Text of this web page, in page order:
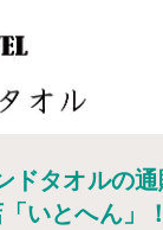
ドタオルの
いとへん」！